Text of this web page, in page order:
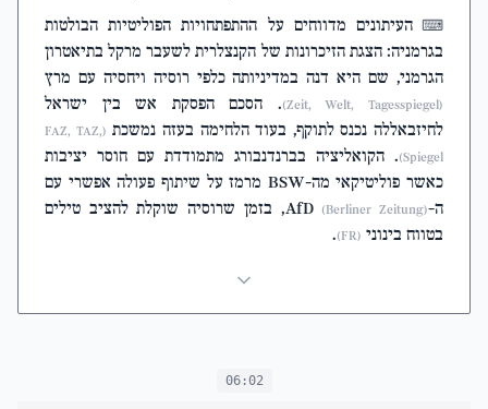
⌨ העיתונים מדווחים על ההתפתחויות הפוליטיות הבולטות
בגרמניה: הצגת הזיכרונות של הקנצלרית לשעבר מרקל בתיאטרון
הגרמני, שם היא דנה במדיניותה כלפי רוסיה ויחסיה עם מרץ
(Zeit, Welt, Tagesspiegel)
. הסכם הפסקת אש בין ישראל
לחיזבאללה נכנס לתוקף, בעוד הלחימה בעזה נמשכת
(FAZ, TAZ,
Spiegel) . הקואליציה בברנדנבורג מתמודדת עם חוסר יציבות
כאשר פוליטיקאי מה-BSW מרמז על שיתוף פעולה אפשרי עם
ה-AfD(Berliner Zeitung)
, בזמן שרוסיה שוקלת להציב טילים
בטווח בינוני (FR)
.
06:02